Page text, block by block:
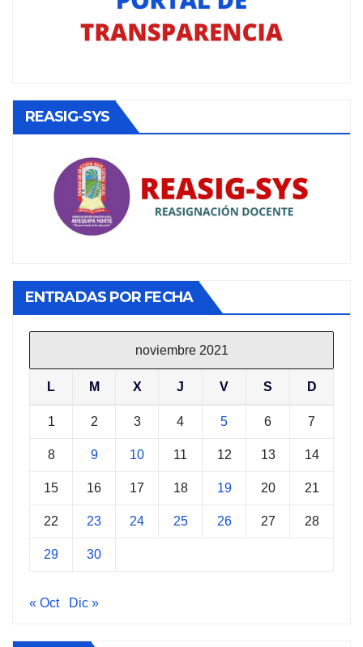
REASIG-SYS
ENTRADAS POR FECHA
noviembre 2021
L M X J V S D
1 2 3 4 5 6 7
8 9 10 11 12 13 14
15 16 17 18 19 20 21
22 23 24 25 26 27 28
29 30
« Oct Dic »